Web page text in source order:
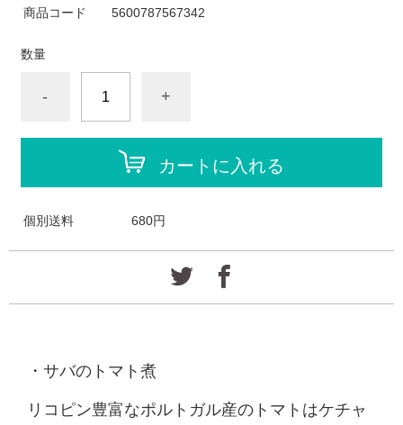
商品コード 5600787567342
数量
- +
カートに入れる
個別送料 680円
・サバのトマト煮
リコピン豊富なポルトガル産のトマトはケチャ